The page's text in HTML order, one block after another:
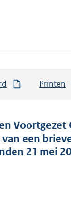
Printen
Voortgezet
een
21 mei